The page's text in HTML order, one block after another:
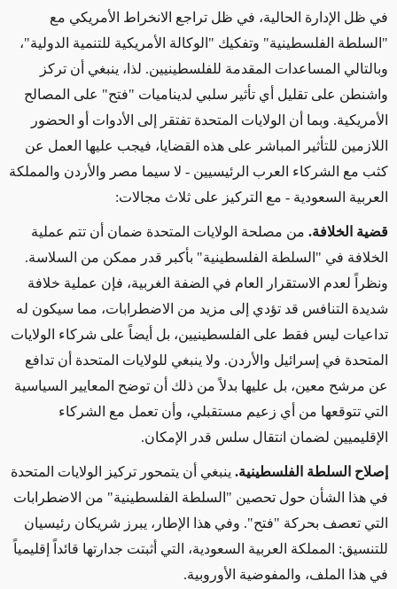
في ظل الإدارة الحالية، في ظل تراجع الانخراط الأمريكي مع
"السلطة الفلسطينية" وتفكيك "الوكالة الأمريكية للتنمية الدولية"،
وبالتالي المساعدات المقدمة للفلسطينيين. لذا، ينبغي أن تركز
واشنطن على تقليل أي تأثير سلبي لديناميات "فتح" على المصالح
الأمريكية. وبما أن الولايات المتحدة تفتقر إلى الأدوات أو الحضور
اللازمين للتأثير المباشر على هذه القضايا، فيجب عليها العمل عن
كثب مع الشركاء العرب الرئيسيين - لا سيما مصر والأردن والمملكة
العربية السعودية - مع التركيز على ثلاث مجالات:
قضية الخلافة. من مصلحة الولايات المتحدة ضمان أن تتم عملية
الخلافة في "السلطة الفلسطينية" بأكبر قدر ممكن من السلاسة.
ونظراً لعدم الاستقرار العام في الضفة الغربية، فإن عملية خلافة
شديدة التنافس قد تؤدي إلى مزيد من الاضطرابات، مما سيكون له
تداعيات ليس فقط على الفلسطينيين، بل أيضاً على شركاء الولايات
المتحدة في إسرائيل والأردن. ولا ينبغي للولايات المتحدة أن تدافع
عن مرشح معين، بل عليها بدلاً من ذلك أن توضح المعايير السياسية
التي تتوقعها من أي زعيم مستقبلي، وأن تعمل مع الشركاء
الإقليميين لضمان انتقال سلس قدر الإمكان.
إصلاح السلطة الفلسطينية. ينبغي أن يتمحور تركيز الولايات المتحدة
في هذا الشأن حول تحصين "السلطة الفلسطينية" من الاضطرابات
التي تعصف بحركة "فتح". وفي هذا الإطار، يبرز شريكان رئيسيان
للتنسيق: المملكة العربية السعودية، التي أثبتت جدارتها قائداً إقليمياً
في هذا الملف، والمفوضية الأوروبية.